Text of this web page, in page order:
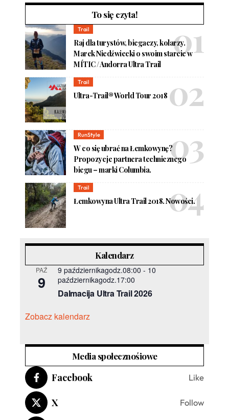
To się czyta!
Trail
Raj dla turystów, biegaczy, kolarzy.
Marek Niedźwiecki o swoim starcie w
MÍTIC / Andorra Ultra Trail
Trail
Ultra-Trail® World Tour 2018
RunStyle
W co się ubrać na Łemkowynę?
Propozycje partnera technicznego
biegu – marki Columbia.
Trail
Łemkowyna Ultra Trail 2018. Nowości.
Kalendarz
PAŹ
9
9 październikagodz.08:00 - 10
październikagodz.17:00
Dalmacija Ultra Trail 2026
Zobacz kalendarz
Media społecznośiowe
Facebook Like
X Follow